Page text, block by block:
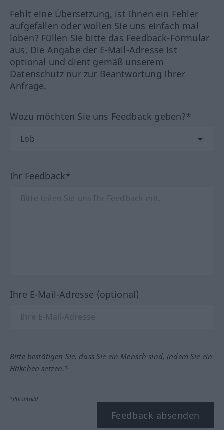
Fehlt eine Übersetzung, ist Ihnen ein Fehler
aufgefallen oder wollen Sie uns einfach mal
loben? Füllen Sie bitte das Feedback-Formular
aus. Die Angabe der E-Mail-Adresse ist
optional und dient gemäß unserem
Datenschutz nur zur Beantwortung Ihrer
Anfrage.
Wozu möchten Sie uns Feedback geben?*
Ihr Feedback*
Ihre E-Mail-Adresse (optional)
Bitte bestätigen Sie, dass Sie ein Mensch sind, indem Sie ein
Häkchen setzen.*
*Pflichtfeld
Feedback absenden